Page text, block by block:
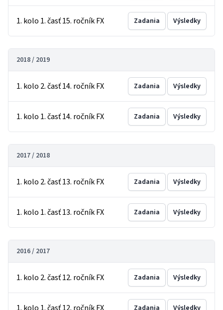
1. kolo 1. časť 15. ročník FX Zadania Výsledky
2018 / 2019
1. kolo 2. časť 14. ročník FX Zadania Výsledky
1. kolo 1. časť 14. ročník FX Zadania Výsledky
2017 / 2018
1. kolo 2. časť 13. ročník FX Zadania Výsledky
1. kolo 1. časť 13. ročník FX Zadania Výsledky
2016 / 2017
1. kolo 2. časť 12. ročník FX Zadania Výsledky
Zadania Výsledky